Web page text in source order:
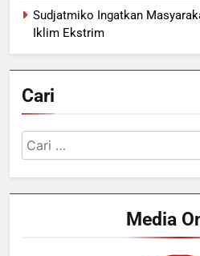
Sudjatmiko Ingatkan
Iklim Ekstrim
Cari
Cari
untuk:
Media